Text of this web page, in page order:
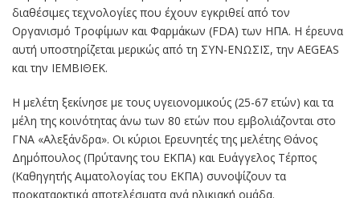
διαθέσιμες τεχνολογίες που έχουν εγκριθεί από τον
Οργανισμό Τροφίμων και Φαρμάκων (FDA) των ΗΠΑ. Η έρευνα
αυτή υποστηρίζεται μερικώς από τη ΣΥΝ-ΕΝΩΣΙΣ, την AEGEAS
και την ΙΕΜΒΙΘΕΚ.
Η μελέτη ξεκίνησε με τους υγειονομικούς (25-67 ετών) και τα
μέλη της κοινότητας άνω των 80 ετών που εμβολιάζονται στο
ΓΝΑ «Αλεξάνδρα». Οι κύριοι Ερευνητές της μελέτης Θάνος
Δημόπουλος (Πρύτανης του ΕΚΠΑ) και Ευάγγελος Τέρπος
(Καθηγητής Αιματολογίας του ΕΚΠΑ) συνοψίζουν τα
προκαταρκτικά αποτελέσματα ανά ηλικιακή ομάδα.